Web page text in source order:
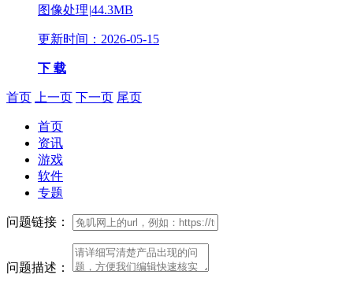
图像处理|44.3MB
更新时间：2026-05-15
下 载
首页 上一页 下一页 尾页
首页
资讯
游戏
软件
专题
问题链接：
问题描述：